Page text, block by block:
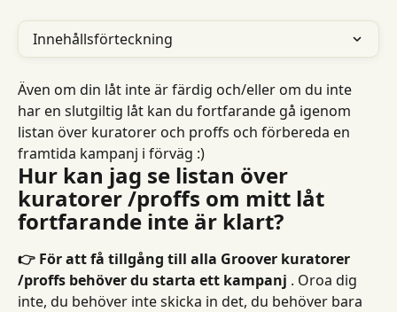
Innehållsförteckning
Även om din låt inte är färdig och/eller om du inte
har en slutgiltig låt kan du fortfarande gå igenom
listan över kuratorer och proffs och förbereda en
framtida kampanj i förväg :)
Hur kan jag se listan över
kuratorer /proffs om mitt låt
fortfarande inte är klart?
👉 För att få tillgång till alla Groover kuratorer
/proffs behöver du starta ett kampanj . Oroa dig
inte, du behöver inte skicka in det, du behöver bara